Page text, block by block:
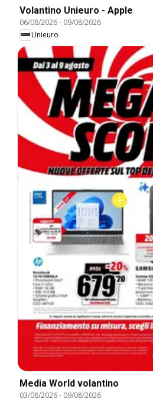
Volantino Unieuro - Apple
06/08/2026- 09/08/2026
Unieuro
Media World volantino
03/08/2026- 09/08/2026